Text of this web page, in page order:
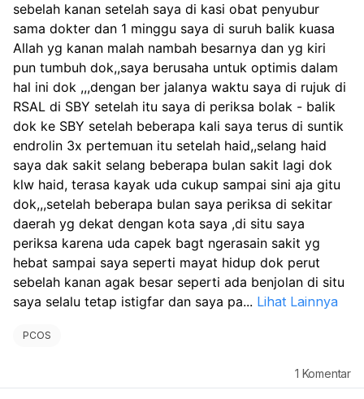
sebelah kanan setelah saya di kasi obat penyubur
sama dokter dan 1 minggu saya di suruh balik kuasa
Allah yg kanan malah nambah besarnya dan yg kiri
pun tumbuh dok,,saya berusaha untuk optimis dalam
hal ini dok ,,,dengan ber jalanya waktu saya di rujuk di
RSAL di SBY setelah itu saya di periksa bolak - balik
dok ke SBY setelah beberapa kali saya terus di suntik
endrolin 3x pertemuan itu setelah haid,,selang haid
saya dak sakit selang beberapa bulan sakit lagi dok
klw haid, terasa kayak uda cukup sampai sini aja gitu
dok,,,setelah beberapa bulan saya periksa di sekitar
daerah yg dekat dengan kota saya ,di situ saya
periksa karena uda capek bagt ngerasain sakit yg
hebat sampai saya seperti mayat hidup dok perut
sebelah kanan agak besar seperti ada benjolan di situ
saya selalu tetap istigfar dan saya pa... Lihat Lainnya
PCOS
1 Komentar